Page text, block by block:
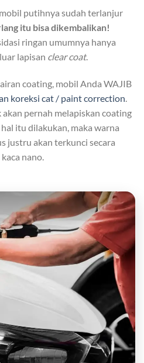
putihnya sudah terlanjur
itu bisa dikembalikan!
ringan umumnya hanya
lapisan clear coat.
coating, mobil Anda WAJIB
koreksi cat / paint correction
pernah melapiskan coating
itu dilakukan, maka warna
justru akan terkunci secara
nano.